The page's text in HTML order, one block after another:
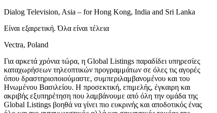
Dialog Television, Asia – for Hong Kong, India and Sri Lanka
Είναι εξαιρετική. Όλα είναι τέλεια
Vectra, Poland
Για αρκετά χρόνια τώρα, η Global Listings παραδίδει υπηρεσίες
καταχωρήσεων τηλεοπτικών προγραμμάτων σε όλες τις αγορές
όπου δραστηριοποιούμαστε, συμπεριλαμβανομένου και του
Ηνωμένου Βασιλείου. Η προσεκτική, επιμελής, έγκαιρη και
ακριβής εξυπηρέτηση που λαμβάνουμε από όλη την ομάδα της
Global Listings βοηθά να γίνει πιο ευκρινής και αποδοτικός ένας